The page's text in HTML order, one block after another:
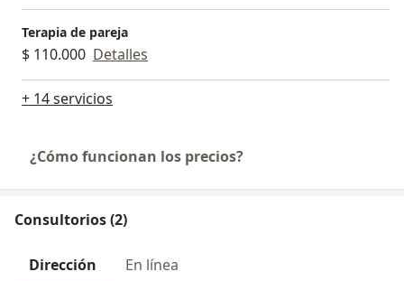
Terapia de pareja
$ 110.000 Detalles
+ 14 servicios
¿Cómo funcionan los precios?
Consultorios (2)
Dirección En línea